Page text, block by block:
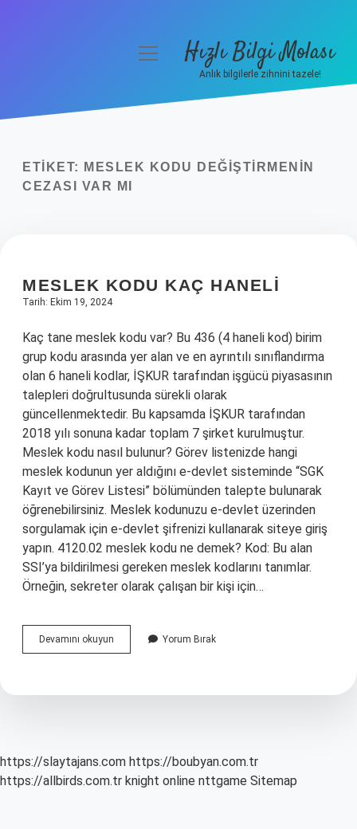
Yasal Uyarı
menüyüHızlı Bilgi Molası
Anlık bilgilerle zihnini tazele!
ETIKET:
MESLEK KODU DEĞIŞTIRMENIN
CEZASI VAR MI
MESLEK KODU KAÇ HANELI
Tarih: Ekim 19, 2024
Kaç tane meslek kodu var? Bu 436 (4 haneli kod) birim
grup kodu arasında yer alan ve en ayrıntılı sınıflandırma
olan 6 haneli kodlar, İŞKUR tarafından işgücü piyasasının
talepleri doğrultusunda sürekli olarak
güncellenmektedir. Bu kapsamda İŞKUR tarafından
2018 yılı sonuna kadar toplam 7 şirket kurulmuştur.
Meslek kodu nasıl bulunur? Görev listenizde hangi
meslek kodunun yer aldığını e-devlet sisteminde “SGK
Kayıt ve Görev Listesi” bölümünden talepte bulunarak
öğrenebilirsiniz. Meslek kodunuzu e-devlet üzerinden
sorgulamak için e-devlet şifrenizi kullanarak siteye giriş
yapın. 4120.02 meslek kodu ne demek? Kod: Bu alan
SSI’ya bildirilmesi gereken meslek kodlarını tanımlar.
Örneğin, sekreter olarak çalışan bir kişi için…
Devamını okuyun
Kodu
Yorum Bırak
https://slaytajans.com https://boubyan.com.tr
https://allbirds.com.tr knight online nttgame Sitemap